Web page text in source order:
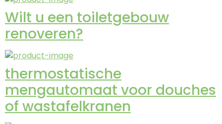
Wilt u een toiletgebouw
renoveren?
thermostatische
mengautomaat voor douches
of wastafelkranen